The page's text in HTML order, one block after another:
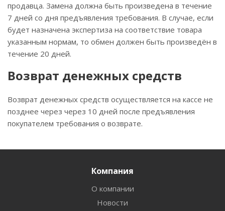
продавца. Замена должна быть произведена в течение
7 дней со дня предъявления требования. В случае, если
будет назначена экспертиза на соответствие товара
указанным нормам, то обмен должен быть произведён в
течение 20 дней.
Возврат денежных средств
Возврат денежных средств осуществляется на кассе не
позднее через через 10 дней после предъявления
покупателем требования о возврате.
Компания
О компании
Новости